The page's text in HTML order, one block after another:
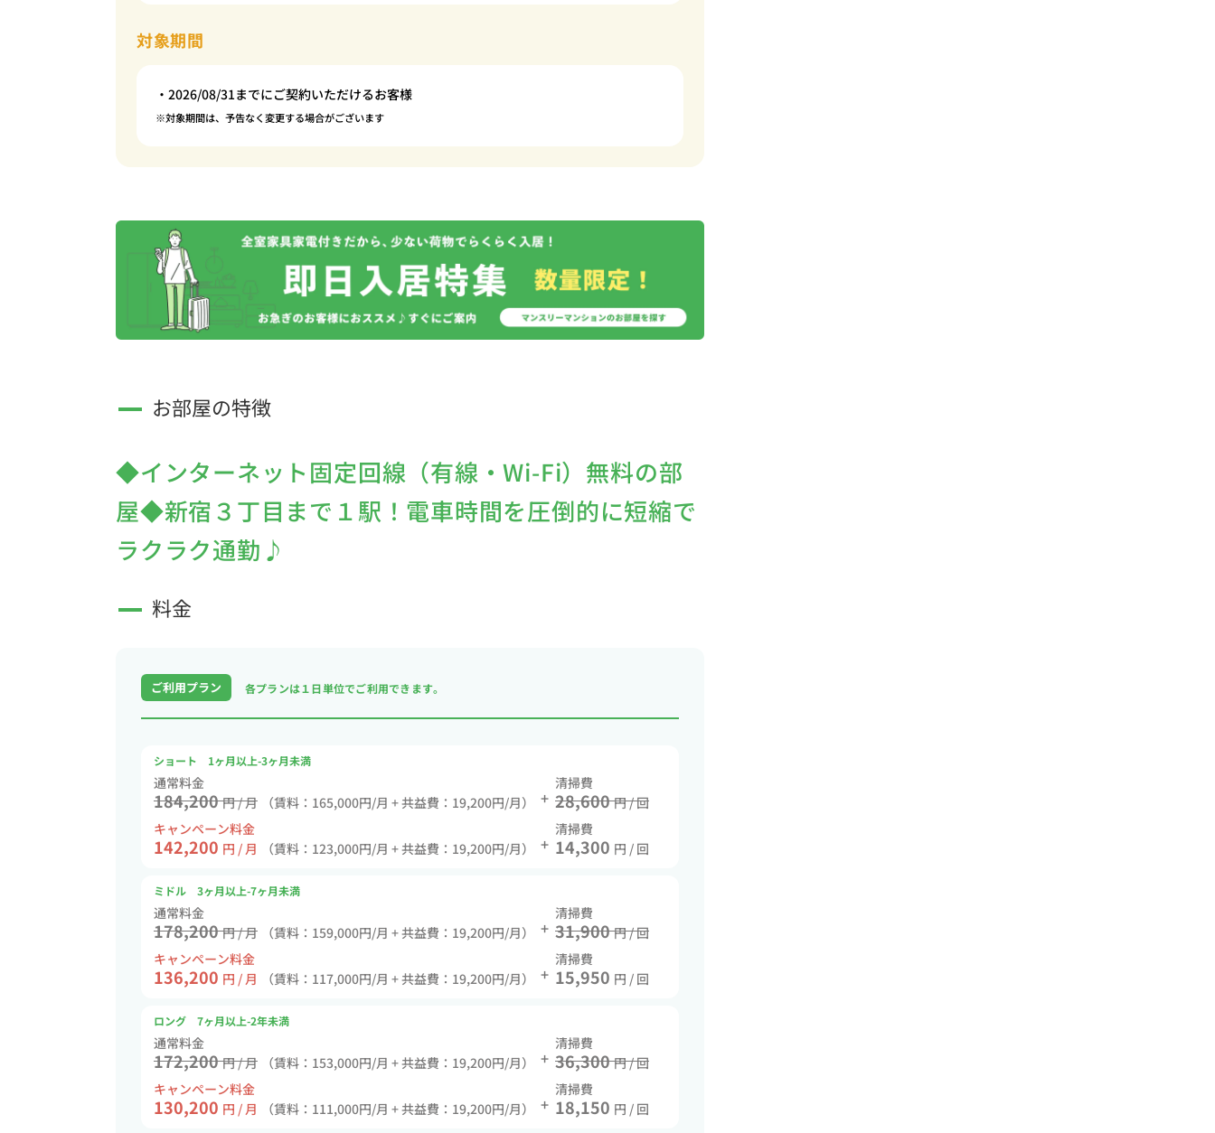
対象期間
・2026/08/31までにご契約いただけるお客様
※対象期間は、予告なく変更する場合がございます
お部屋の特徴
◆インターネット固定回線（有線・Wi-Fi）無料の部
屋◆新宿３丁目まで１駅！電車時間を圧倒的に短縮で
ラクラク通勤♪
料金
ご利用プラン 各プランは１日単位でご利用できます。
ショート 1ヶ月以上-3ヶ月未満
通常料金
184,200 円 / 月 （賃料：165,000円/月 + 共益費：19,200円/月） +
清掃費
28,600 円 / 回
キャンペーン料金
142,200 円 / 月 （賃料：123,000円/月 + 共益費：19,200円/月） +
清掃費
14,300 円 / 回
ミドル 3ヶ月以上-7ヶ月未満
通常料金
178,200 円 / 月 （賃料：159,000円/月 + 共益費：19,200円/月） +
清掃費
31,900 円 / 回
キャンペーン料金
136,200 円 / 月 （賃料：117,000円/月 + 共益費：19,200円/月） +
清掃費
15,950 円 / 回
ロング 7ヶ月以上-2年未満
通常料金
172,200 円 / 月 （賃料：153,000円/月 + 共益費：19,200円/月） +
清掃費
36,300 円 / 回
キャンペーン料金
130,200 円 / 月 （賃料：111,000円/月 + 共益費：19,200円/月） +
清掃費
18,150 円 / 回